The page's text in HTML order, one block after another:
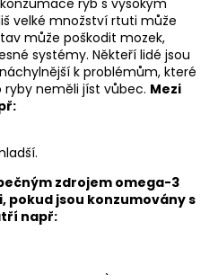
ryb s vysokým
velké množství rtuti může
může poškodit mozek,
systémy. Někteří lidé jsou
k problémům, které
neměli jíst vůbec. Mezi
zdrojem omega-3
pokud jsou konzumovány s
např: